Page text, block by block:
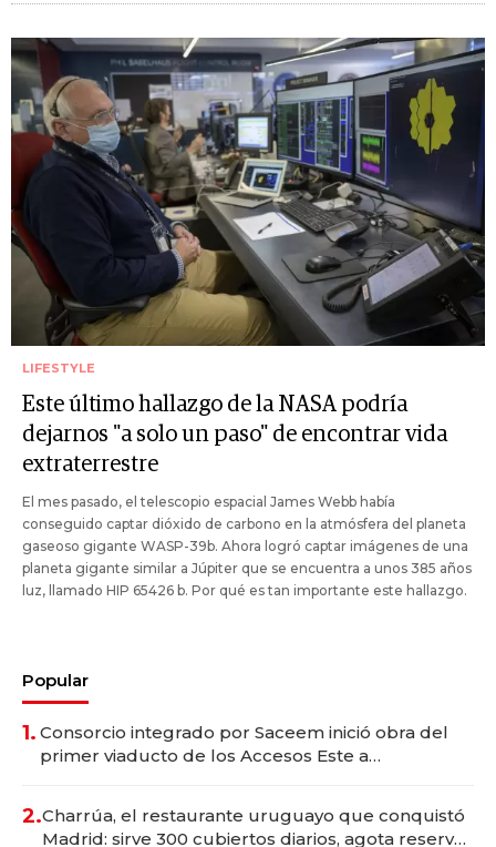
LIFESTYLE
Este último hallazgo de la NASA podría
dejarnos "a solo un paso" de encontrar vida
extraterrestre
El mes pasado, el telescopio espacial James Webb había
conseguido captar dióxido de carbono en la atmósfera del planeta
gaseoso gigante WASP-39b. Ahora logró captar imágenes de una
planeta gigante similar a Júpiter que se encuentra a unos 385 años
luz, llamado HIP 65426 b. Por qué es tan importante este hallazgo.
Popular
1. Consorcio integrado por Saceem inició obra del
primer viaducto de los Accesos Este a
2.Charrúa, el restaurante uruguayo que conquistó
Madrid: sirve 300 cubiertos diarios, agota reservas